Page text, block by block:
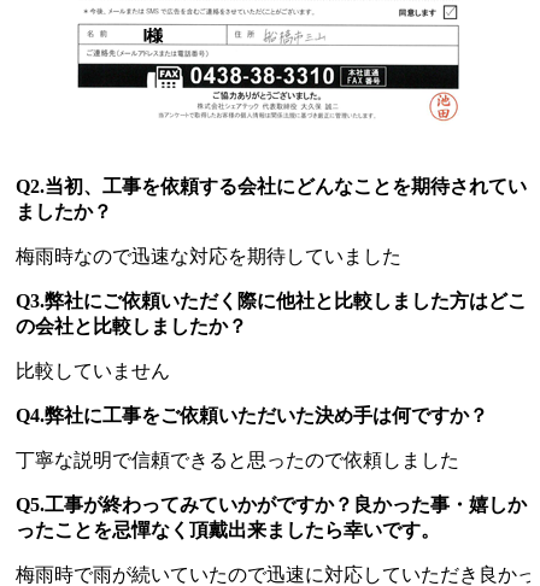
Q2.当初、工事を依頼する会社にどんなことを期待されてい
ましたか？
梅雨時なので迅速な対応を期待していました
Q3.弊社にご依頼いただく際に他社と比較しました方はどこ
の会社と比較しましたか？
比較していません
Q4.弊社に工事をご依頼いただいた決め手は何ですか？
丁寧な説明で信頼できると思ったので依頼しました
Q5.工事が終わってみていかがですか？良かった事・嬉しか
ったことを忌憚なく頂戴出来ましたら幸いです。
梅雨時で雨が続いていたので迅速に対応していただき良かっ